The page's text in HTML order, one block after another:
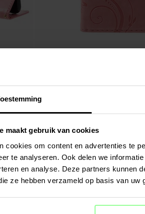
maakt gebruik van cookies
cookies om content en advertenties te
te analyseren. Ook delen we
en analyse. Deze partners kunnen
ze hebben verzameld op basis van uw